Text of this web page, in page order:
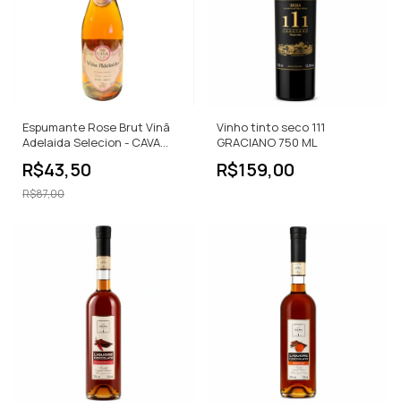
Espumante Rose Brut Vinã
Adelaida Selecion - CAVA
R$43,50
R$87,00
Vinho tinto seco 111
GRACIANO 750 ML
R$159,00